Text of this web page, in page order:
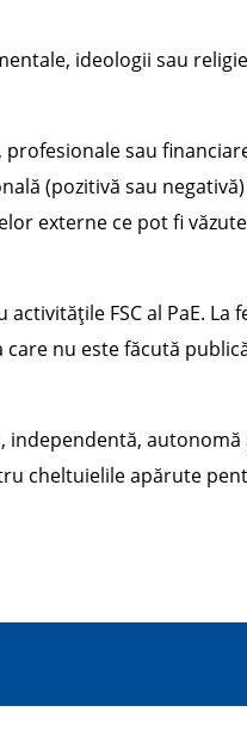
ideologii sau
sau
(pozitivă sau
externe ce pot fi
FSC al PaE. La
nu este făcută
independentă,
cheltuielile apărute